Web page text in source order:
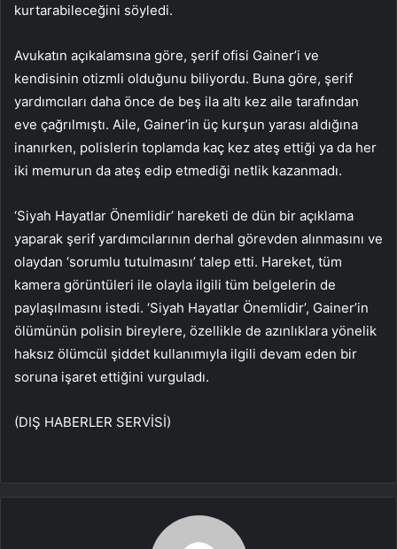
kurtarabileceğini söyledi.
Avukatın açıkalamsına göre, şerif ofisi Gainer’i ve
kendisinin otizmli olduğunu biliyordu. Buna göre, şerif
yardımcıları daha önce de beş ila altı kez aile tarafından
eve çağrılmıştı. Aile, Gainer’in üç kurşun yarası aldığına
inanırken, polislerin toplamda kaç kez ateş ettiği ya da her
iki memurun da ateş edip etmediği netlik kazanmadı.
‘Siyah Hayatlar Önemlidir’ hareketi de dün bir açıklama
yaparak şerif yardımcılarının derhal görevden alınmasını ve
olaydan ‘sorumlu tutulmasını’ talep etti. Hareket, tüm
kamera görüntüleri ile olayla ilgili tüm belgelerin de
paylaşılmasını istedi. ‘Siyah Hayatlar Önemlidir’, Gainer’in
ölümünün polisin bireylere, özellikle de azınlıklara yönelik
haksız ölümcül şiddet kullanımıyla ilgili devam eden bir
soruna işaret ettiğini vurguladı.
(DIŞ HABERLER SERVİSİ)